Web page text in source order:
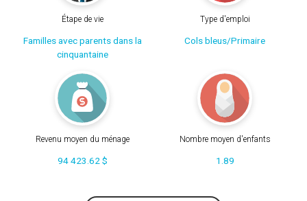
Étape de vie
Familles avec parents dans la
cinquantaine
Type d'emploi
Cols bleus/Primaire
Revenu moyen du ménage
94 423.62 $
Nombre moyen d'enfants
1.89